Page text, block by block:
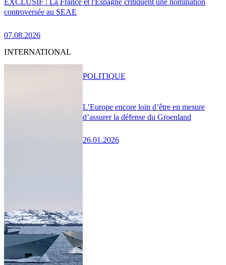
EXCLUSIF : La France et l'Espagne critiquent une nomination
controversée au SEAE
07.08.2026
INTERNATIONAL
L’Europe encore loin d’être en mesure
d’assurer la défense du Groenland
26.01.2026
POLITIQUE